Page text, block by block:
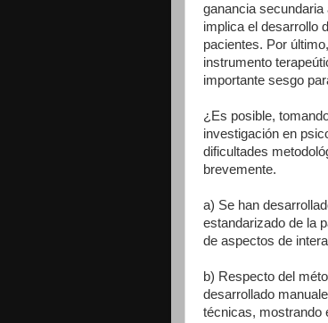
ganancia
implica el desarrollo
pacientes. Por
instrumento
importante sesgo
¿Es posible,
investigación en
dificultades
brevemente.
a) Se han
estandarizado de la
de aspectos de
b) Respecto del
desarrollado
técnicas, mostrando